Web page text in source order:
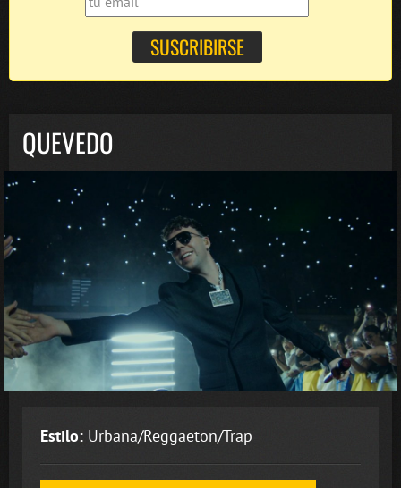
QUEVEDO
Estilo: Urbana/Reggaeton/Trap